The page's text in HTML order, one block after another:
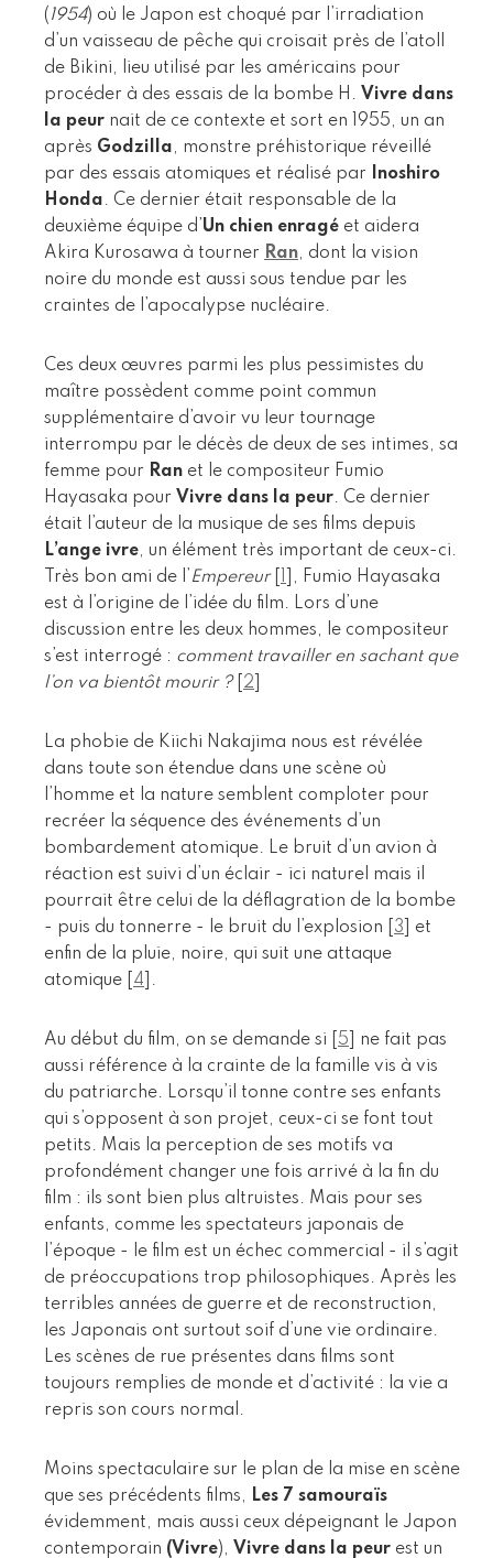
( 1954) où le Japon est choqué par l’irradiation
d’un vaisseau de pêche qui croisait près de l’atoll
de Bikini, lieu utilisé par les américains pour
procéder à des essais de la bombe H. Vivre dans
la peur nait de ce contexte et sort en 1955, un an
après Godzilla, monstre préhistorique réveillé
par des essais atomiques et réalisé par Inoshiro
Honda. Ce dernier était responsable de la
deuxième équipe d’ Un chien enragé et aidera
Akira Kurosawa à tourner Ran, dont la vision
noire du monde est aussi sous tendue par les
craintes de l’apocalypse nucléaire.
Ces deux œuvres parmi les plus pessimistes du
maître possèdent comme point commun
supplémentaire d’avoir vu leur tournage
interrompu par le décès de deux de ses intimes, sa
femme pour Ran et le compositeur Fumio
Hayasaka pour Vivre dans la peur. Ce dernier
était l’auteur de la musique de ses films depuis
L’ange ivre, un élément très important de ceux-ci.
Très bon ami de l’ Empereur[ 1
, Fumio Hayasaka
est à l’origine de l’idée du film. Lors d’une
discussion entre les deux hommes, le compositeur
s’est interrogé : comment travailler en sachant que
l’on va bientôt mourir ?[ 2
La phobie de Kiichi Nakajima nous est révélée
dans toute son étendue dans une scène où
l’homme et la nature semblent comploter pour
recréer la séquence des événements d’un
bombardement atomique. Le bruit d’un avion à
réaction est suivi d’un éclair - ici naturel mais il
pourrait être celui de la déflagration de la bombe
- puis du tonnerre - le bruit du l’explosion
3
et
enfin de la pluie, noire, qui suit une attaque
atomique
4 .
Au début du film, on se demande si 5
ne fait pas
aussi référence à la crainte de la famille vis à vis
du patriarche. Lorsqu’il tonne contre ses enfants
qui s’opposent à son projet, ceux-ci se font tout
petits. Mais la perception de ses motifs va
profondément changer une fois arrivé à la fin du
film : ils sont bien plus altruistes. Mais pour ses
enfants, comme les spectateurs japonais de
l’époque - le film est un échec commercial - il s’agit
de préoccupations trop philosophiques. Après les
terribles années de guerre et de reconstruction,
les Japonais ont surtout soif d’une vie ordinaire.
Les scènes de rue présentes dans films sont
toujours remplies de monde et d’activité : la vie a
repris son cours normal.
Moins spectaculaire sur le plan de la mise en scène
que ses précédents films, Les 7 samouraïs
évidemment, mais aussi ceux dépeignant le Japon
contemporain (Vivre), Vivre dans la peur est un